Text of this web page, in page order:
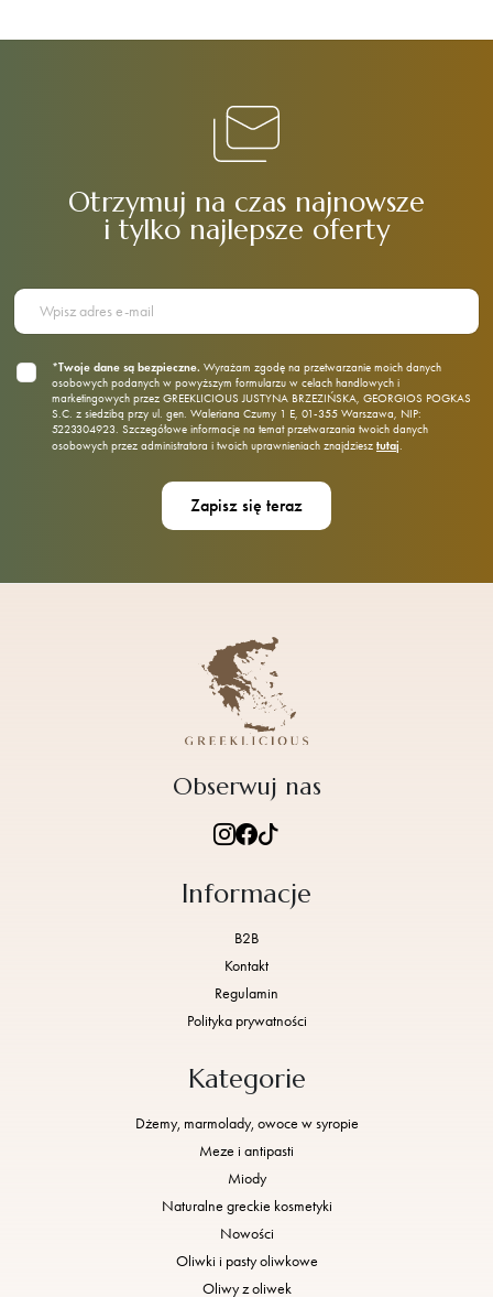
Otrzymuj na czas najnowsze
i tylko najlepsze oferty
*Twoje dane są bezpieczne. Wyrażam zgodę na przetwarzanie moich danych
osobowych podanych w powyższym formularzu w celach handlowych i
marketingowych przez GREEKLICIOUS JUSTYNA BRZEZIŃSKA, GEORGIOS POGKAS
S.C. z siedzibą przy ul. gen. Waleriana Czumy 1 E, 01‑355 Warszawa, NIP:
5223304923. Szczegółowe informacje na temat przetwarzania twoich danych
osobowych przez administratora i twoich uprawnieniach znajdziesz tutaj.
Informacje
B2B
Kontakt
Regulamin
Polityka prywatności
Kategorie
Dżemy, marmolady, owoce w syropie
Meze i antipasti
Miody
Naturalne greckie kosmetyki
Nowości
Oliwki i pasty oliwkowe
Oliwy z oliwek
Obserwuj nas